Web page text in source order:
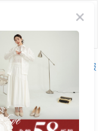
燈光環境或個人螢幕
色差現象，顏色以實
客服
查看全部